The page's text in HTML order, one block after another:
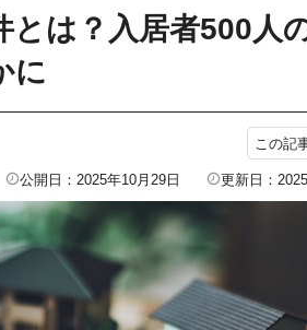
は？入居者500人
に
この記
公開日：2025年10月29日 更新日：